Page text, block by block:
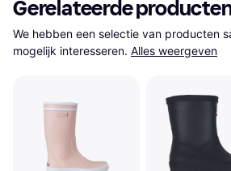
Gerelateerde
We hebben een selectie van producten
mogelijk interesseren. Alles weergeven